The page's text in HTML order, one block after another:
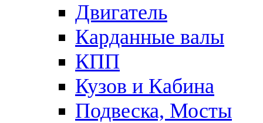
Двигатель
Карданные валы
КПП
Кузов и Кабина
Подвеска, Мосты